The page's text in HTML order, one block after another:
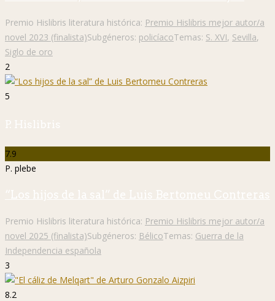
Premio Hislibris literatura histórica: Premio Hislibris mejor autor/a
novel 2023 (finalista)Subgéneros: policíacoTemas: S. XVI, Sevilla,
Siglo de oro
2
5
P. Hislibris
7.9
P. plebe
“Los hijos de la sal” de Luis Bertomeu Contreras
Premio Hislibris literatura histórica: Premio Hislibris mejor autor/a
novel 2025 (finalista)Subgéneros: BélicoTemas: Guerra de la
Independencia española
3
8.2